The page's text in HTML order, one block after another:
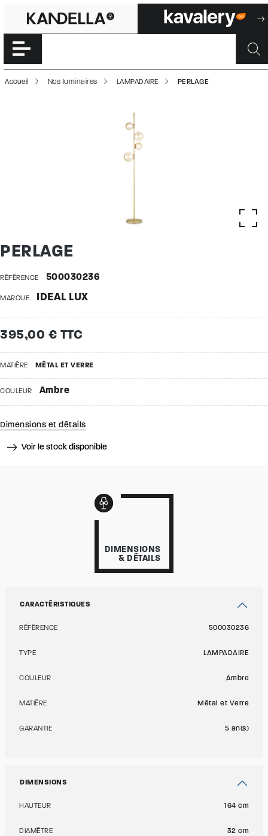
PERLAGE |
Accéder directement au contenu de la page
Accueil Nos luminaires LAMPADAIRE PERLAGE
PERLAGE
RÉFÉRENCE 500030236
MARQUE IDEAL LUX
395,00 € TTC
MATIÈRE MÉTAL ET VERRE
COULEUR Ambre
Dimensions et détails
Voir le stock disponible
DIMENSIONS
& DÉTAILS
CARACTÉRISTIQUES
RÉFÉRENCE 500030236
TYPE LAMPADAIRE
COULEUR Ambre
MATIÈRE Métal et Verre
GARANTIE 5 an(s)
DIMENSIONS
HAUTEUR 164 cm
DIAMÈTRE 32 cm